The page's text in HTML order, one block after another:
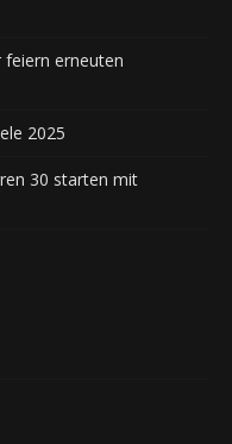
feiern erneuten
2025
30 starten mit